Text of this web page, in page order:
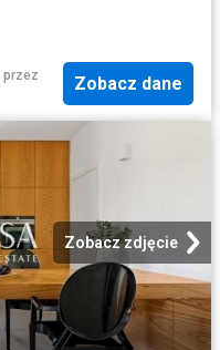
przez
Zobacz dane
Zobacz zdjęcie